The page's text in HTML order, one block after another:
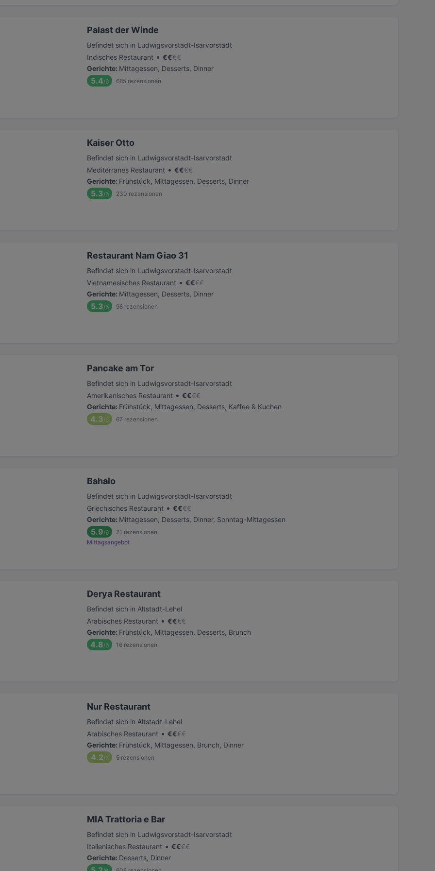
Palast der Winde
Befindet sich in Ludwigsvorstadt-Isarvorstadt
Indisches Restaurant • €€€€
Gerichte: Mittagessen, Desserts, Dinner
5.4/6 685 rezensionen
Kaiser Otto
Befindet sich in Ludwigsvorstadt-Isarvorstadt
Mediterranes Restaurant • €€€€
Gerichte: Frühstück, Mittagessen, Desserts, Dinner
5.3/6 230 rezensionen
Restaurant Nam Giao 31
Befindet sich in Ludwigsvorstadt-Isarvorstadt
Vietnamesisches Restaurant • €€€€
Gerichte: Mittagessen, Desserts, Dinner
5.3/6 98 rezensionen
Pancake am Tor
Befindet sich in Ludwigsvorstadt-Isarvorstadt
Amerikanisches Restaurant • €€€€
Gerichte: Frühstück, Mittagessen, Desserts, Kaffee & Kuchen
4.3/6 67 rezensionen
Bahalo
Befindet sich in Ludwigsvorstadt-Isarvorstadt
Griechisches Restaurant • €€€€
Gerichte: Mittagessen, Desserts, Dinner, Sonntag-Mittagessen
5.9/6 21 rezensionen
Mittagsangebot
Derya Restaurant
Befindet sich in Altstadt-Lehel
Arabisches Restaurant • €€€€
Gerichte: Frühstück, Mittagessen, Desserts, Brunch
4.8/6 16 rezensionen
Nur Restaurant
Befindet sich in Altstadt-Lehel
Arabisches Restaurant • €€€€
Gerichte: Frühstück, Mittagessen, Brunch, Dinner
4.2/6 5 rezensionen
MIA Trattoria e Bar
Befindet sich in Ludwigsvorstadt-Isarvorstadt
Italienisches Restaurant • €€€€
Gerichte: Desserts, Dinner